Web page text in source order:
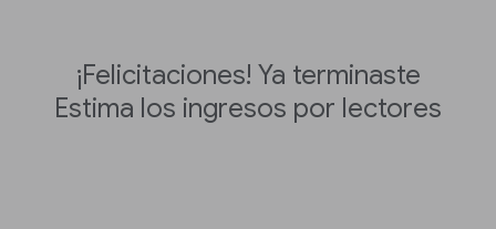
¡Felicitaciones! Ya terminaste
Estima los ingresos por lectores